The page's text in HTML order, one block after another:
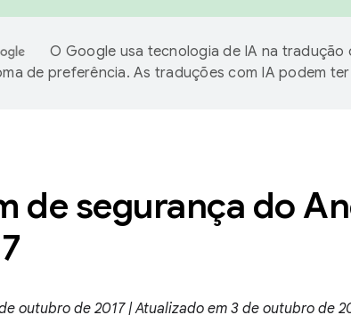
O Google usa tecnologia de IA na tradução
de preferência. As traduções com IA podem
de segurança do
outubro de 2017 | Atualizado em 3 de outubro de